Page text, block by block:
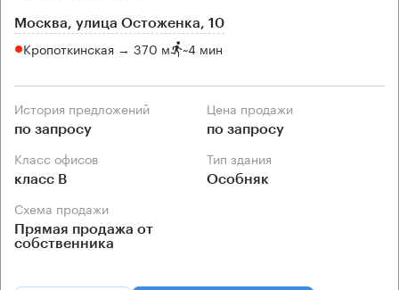
Москва, улица Остоженка, 10
Кропоткинская → 370 м ~4 мин
История предложений
по запросу
Цена продажи
по запросу
Класс офисов
класс B
Тип здания
Особняк
Схема продажи
Прямая продажа от
собственника